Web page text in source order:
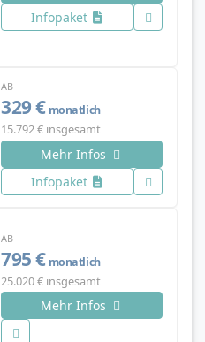
Infopaket
AB
329 € monatlich
15.792 € insgesamt
Mehr Infos
Infopaket
AB
795 € monatlich
25.020 € insgesamt
Mehr Infos